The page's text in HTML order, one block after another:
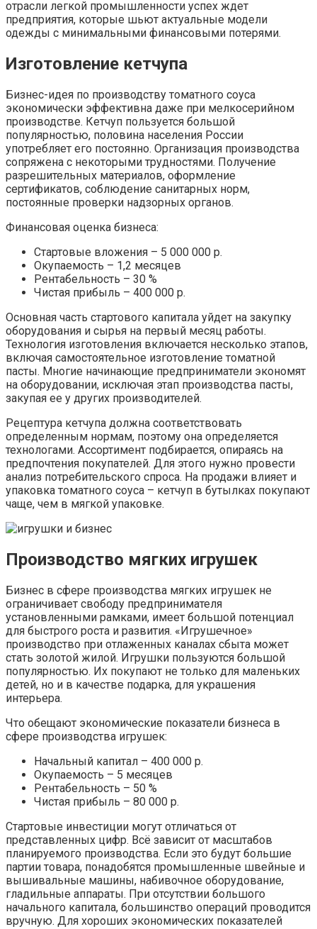
отрасли легкой промышленности успех ждет
предприятия, которые шьют актуальные модели
одежды с минимальными финансовыми потерями.
Изготовление кетчупа
Бизнес-идея по производству томатного соуса
экономически эффективна даже при мелкосерийном
производстве. Кетчуп пользуется большой
популярностью, половина населения России
употребляет его постоянно. Организация производства
сопряжена с некоторыми трудностями. Получение
разрешительных материалов, оформление
сертификатов, соблюдение санитарных норм,
постоянные проверки надзорных органов.
Финансовая оценка бизнеса:
Стартовые вложения – 5 000 000 р.
Окупаемость – 1,2 месяцев
Рентабельность – 30 %
Чистая прибыль – 400 000 р.
Основная часть стартового капитала уйдет на закупку
оборудования и сырья на первый месяц работы.
Технология изготовления включается несколько этапов,
включая самостоятельное изготовление томатной
пасты. Многие начинающие предприниматели экономят
на оборудовании, исключая этап производства пасты,
закупая ее у других производителей.
Рецептура кетчупа должна соответствовать
определенным нормам, поэтому она определяется
технологами. Ассортимент подбирается, опираясь на
предпочтения покупателей. Для этого нужно провести
анализ потребительского спроса. На продажи влияет и
упаковка томатного соуса – кетчуп в бутылках покупают
чаще, чем в мягкой упаковке.
Производство мягких игрушек
Бизнес в сфере производства мягких игрушек не
ограничивает свободу предпринимателя
установленными рамками, имеет большой потенциал
для быстрого роста и развития. «Игрушечное»
производство при отлаженных каналах сбыта может
стать золотой жилой. Игрушки пользуются большой
популярностью. Их покупают не только для маленьких
детей, но и в качестве подарка, для украшения
интерьера.
Что обещают экономические показатели бизнеса в
сфере производства игрушек:
Начальный капитал – 400 000 р.
Окупаемость – 5 месяцев
Рентабельность – 50 %
Чистая прибыль – 80 000 р.
Стартовые инвестиции могут отличаться от
представленных цифр. Всё зависит от масштабов
планируемого производства. Если это будут большие
партии товара, понадобятся промышленные швейные и
вышивальные машины, набивочное оборудование,
гладильные аппараты. При отсутствии большого
начального капитала, большинство операций проводится
вручную. Для хороших экономических показателей